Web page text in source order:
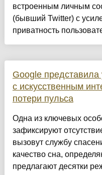
встроенным личным
(бывший Twitter) с
приватность
Google
с искусственным
потери пульса
Одна из ключевых
зафиксируют
вызовут службу
качество сна,
предлагают десятки